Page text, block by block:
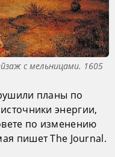
с мельницами. 1605
планы по
энергии,
по изменению
пишет The Journal.